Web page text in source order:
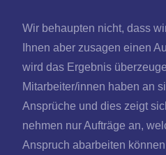
Wir behaupten nicht, dass
Ihnen aber zusagen einen
wird das Ergebnis
Mitarbeiter/innen haben an
Ansprüche und dies zeigt
nehmen nur Aufträge an,
Anspruch abarbeiten